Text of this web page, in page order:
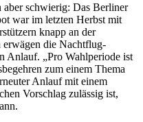
schwierig: Das Berliner
war im letzten Herbst mit
knapp an der
erwägen die Nachtflug-
Anlauf. „Pro Wahlperiode ist
zum einem Thema
Anlauf mit einem
Vorschlag zulässig ist,